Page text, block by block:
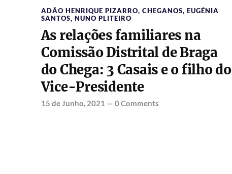
ADÃO HENRIQUE PIZARRO, CHEGANOS, EUGÉNIA
SANTOS, NUNO PLITEIRO
As relações familiares na
Comissão Distrital de Braga
do Chega: 3 Casais e o filho do
Vice-Presidente
15 de Junho, 2021 — 0 Comments